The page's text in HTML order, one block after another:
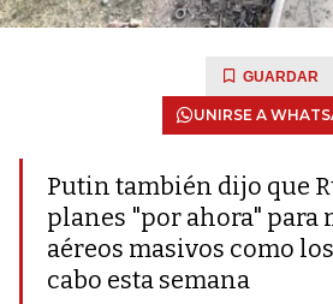
GUARDAR
UNIRSE A
Putin también dijo que
planes "por ahora" para
aéreos masivos como
cabo esta semana